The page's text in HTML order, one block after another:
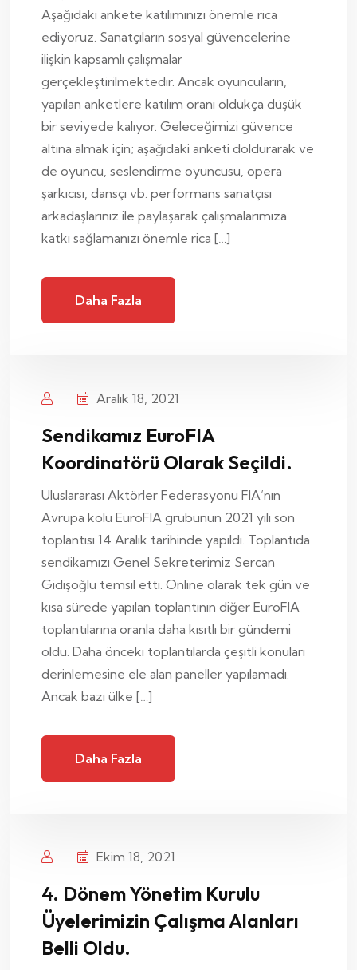
Aşağıdaki ankete katılımınızı önemle rica
ediyoruz. Sanatçıların sosyal güvencelerine
ilişkin kapsamlı çalışmalar
gerçekleştirilmektedir. Ancak oyuncuların,
yapılan anketlere katılım oranı oldukça düşük
bir seviyede kalıyor. Geleceğimizi güvence
altına almak için; aşağıdaki anketi doldurarak ve
de oyuncu, seslendirme oyuncusu, opera
şarkıcısı, dansçı vb. performans sanatçısı
arkadaşlarınız ile paylaşarak çalışmalarımıza
katkı sağlamanızı önemle rica […]
Daha Fazla
Aralık 18, 2021
Sendikamız EuroFIA
Koordinatörü Olarak Seçildi.
Uluslararası Aktörler Federasyonu FIA’nın
Avrupa kolu EuroFIA grubunun 2021 yılı son
toplantısı 14 Aralık tarihinde yapıldı. Toplantıda
sendikamızı Genel Sekreterimiz Sercan
Gidişoğlu temsil etti. Online olarak tek gün ve
kısa sürede yapılan toplantının diğer EuroFIA
toplantılarına oranla daha kısıtlı bir gündemi
oldu. Daha önceki toplantılarda çeşitli konuları
derinlemesine ele alan paneller yapılamadı.
Ancak bazı ülke […]
Daha Fazla
Ekim 18, 2021
4. Dönem Yönetim Kurulu
Üyelerimizin Çalışma Alanları
Belli Oldu.